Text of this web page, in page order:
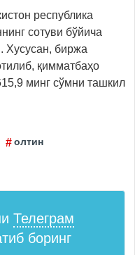
республика
сотуви бўйича
Хусусан, биржа
қимматбаҳо
минг сўмни ташкил
олтин
Телеграм
боринг